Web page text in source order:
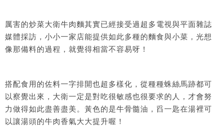
厲害的炒菜大衛牛肉麵其實已經接受過超多電視與平面雜誌
媒體採訪，小小一家店能提供如此多種的麵食與小菜，光想
像那備料的過程，就覺得相當不容易呀！
搭配食用的佐料一字排開也超多樣化，從種種蛛絲馬跡都可
以察覺出來，大衛一定是對吃很敏感也很要求的人，才會努
力做得如此盡善盡美。黃色的是牛骨髓油，舀一匙在湯裡可
以讓湯頭的牛肉香氣大大提升喔！